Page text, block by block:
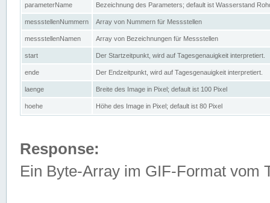
parameterName Bezeichnung des Parameters; default ist Wasserstand
messstellenNummern Array von Nummern für Messstellen
messstellenNamen Array von Bezeichnungen für Messstellen
start Der Startzeitpunkt, wird auf Tagesgenauigkeit interpretiert.
ende Der Endzeitpunkt, wird auf Tagesgenauigkeit interpretiert.
laenge Breite des Image in Pixel; default ist 100 Pixel
hoehe Höhe des Image in Pixel; default ist 80 Pixel
Response:
Ein Byte-Array im GIF-Format vom